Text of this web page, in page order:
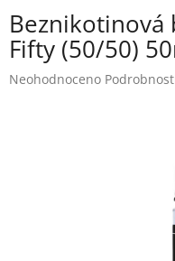
Beznikotinová
Fifty (50/50)
Průměrné
Neohodnoceno